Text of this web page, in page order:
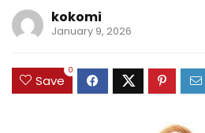
kokomi
January 9, 2026
Save
0